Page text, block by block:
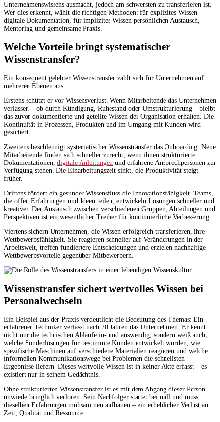
Unternehmenswissens ausmacht, jedoch am schwersten zu transferieren ist.
Wer dies erkennt, wählt die richtigen Methoden: für explizites Wissen
digitale Dokumentation, für implizites Wissen persönlichen Austausch,
Mentoring und gemeinsame Praxis.
Welche Vorteile bringt systematischer
Wissenstransfer?
Ein konsequent gelebter Wissenstransfer zahlt sich für Unternehmen auf
mehreren Ebenen aus:
Erstens schützt er vor Wissensverlust. Wenn Mitarbeitende das Unternehmen
verlassen – ob durch Kündigung, Ruhestand oder Umstrukturierung – bleibt
das zuvor dokumentierte und geteilte Wissen der Organisation erhalten. Die
Kontinuität in Prozessen, Produkten und im Umgang mit Kunden wird
gesichert.
Zweitens beschleunigt systematischer Wissenstransfer das Onboarding. Neue
Mitarbeitende finden sich schneller zurecht, wenn ihnen strukturierte
Dokumentationen, digitale Anleitungen und erfahrene Ansprechpersonen zur
Verfügung stehen. Die Einarbeitungszeit sinkt, die Produktivität steigt
früher.
Drittens fördert ein gesunder Wissensfluss die Innovationsfähigkeit. Teams,
die offen Erfahrungen und Ideen teilen, entwickeln Lösungen schneller und
kreativer. Der Austausch zwischen verschiedenen Gruppen, Abteilungen und
Perspektiven ist ein wesentlicher Treiber für kontinuierliche Verbesserung.
Viertens sichern Unternehmen, die Wissen erfolgreich transferieren, ihre
Wettbewerbsfähigkeit. Sie reagieren schneller auf Veränderungen in der
Arbeitswelt, treffen fundiertere Entscheidungen und erzielen nachhaltige
Wettbewerbsvorteile gegenüber Mitbewerbern.
Wissenstransfer sichert wertvolles Wissen bei
Personalwechseln
Ein Beispiel aus der Praxis verdeutlicht die Bedeutung des Themas: Ein
erfahrener Techniker verlässt nach 20 Jahren das Unternehmen. Er kennt
nicht nur die technischen Abläufe in- und auswendig, sondern weiß auch,
welche Sonderlösungen für bestimmte Kunden entwickelt wurden, wie
spezifische Maschinen auf verschiedene Materialien reagieren und welche
informellen Kommunikationswege bei Problemen die schnellsten
Ergebnisse liefern. Dieses wertvolle Wissen ist in keiner Akte erfasst – es
existiert nur in seinem Gedächtnis.
Ohne strukturierten Wissenstransfer ist es mit dem Abgang dieser Person
unwiederbringlich verloren. Sein Nachfolger startet bei null und muss
dieselben Erfahrungen mühsam neu aufbauen – ein erheblicher Verlust an
Zeit, Qualität und Ressource.